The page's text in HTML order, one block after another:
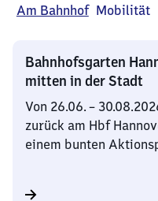
Am Bahnhof Mobilität
Bahnhofsgarten
mitten in der Stadt
Von 26.06. –
zurück am Hbf
einem bunten